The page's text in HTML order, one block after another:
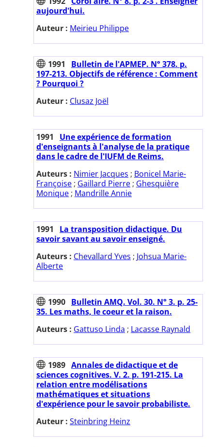
aujourd'hui.
Auteur : Meirieu Philippe
1991
Bulletin de l'APMEP. N° 378. p.
197-213. Objectifs de référence : Comment
? Pourquoi ?
Auteur : Clusaz Joël
1991
Une expérience de formation
d'enseignants à l'analyse de la pratique
dans le cadre de l'IUFM de Reims.
Auteurs : Nimier Jacques ; Bonicel Marie-
Françoise ; Gaillard Pierre ; Ghesquière
Monique ; Mandrille Annie
1991
La transposition didactique. Du
savoir savant au savoir enseigné.
Auteurs : Chevallard Yves ; Johsua Marie-
Alberte
1990 Bulletin AMQ. Vol. 30. N° 3. p. 25-
35. Les maths, le coeur et la raison.
Auteurs : Gattuso Linda ; Lacasse Raynald
1989 Annales de didactique et de
sciences cognitives. V. 2. p. 191-215. La
relation entre modélisations
mathématiques et situations
d'expérience pour le savoir probabiliste.
Auteur : Steinbring Heinz